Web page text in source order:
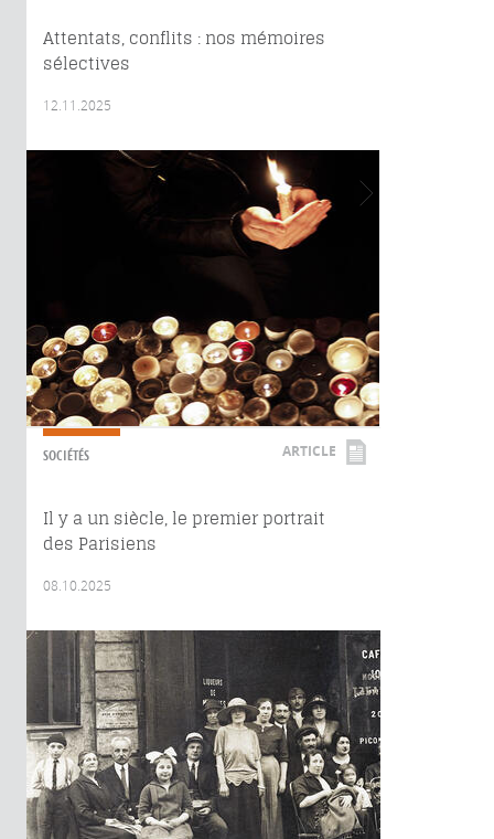
Attentats, conflits : nos mémoires
sélectives
12.11.2025
SOCIÉTÉS ARTICLE
Il y a un siècle, le premier portrait
des Parisiens
08.10.2025